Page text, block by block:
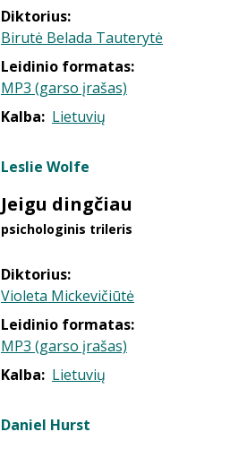
Diktorius:
Birutė Belada Tauterytė
Leidinio formatas:
MP3 (garso įrašas)
Kalba: Lietuvių
Leslie Wolfe
Jeigu dingčiau
psichologinis trileris
Diktorius:
Violeta Mickevičiūtė
Leidinio formatas:
MP3 (garso įrašas)
Kalba: Lietuvių
Daniel Hurst